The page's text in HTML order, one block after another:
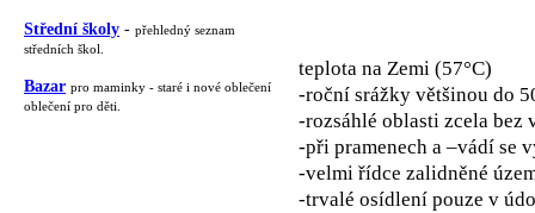
Střední školy - přehledný seznam
středních škol.
Bazar pro maminky - staré i nové oblečení
oblečení pro děti.
teplota na Zemi (57°C)
-roční srážky většinou do
-rozsáhlé oblasti zcela
-při pramenech a –vádí se
-velmi řídce zalidněné
-trvalé osídlení pouze v